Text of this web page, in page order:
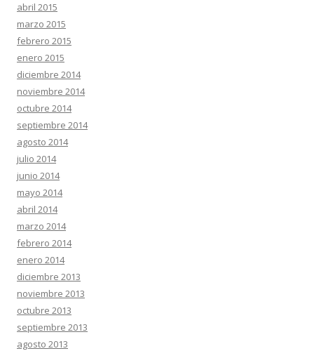
abril 2015
marzo 2015
febrero 2015
enero 2015
diciembre 2014
noviembre 2014
octubre 2014
septiembre 2014
agosto 2014
julio 2014
junio 2014
mayo 2014
abril 2014
marzo 2014
febrero 2014
enero 2014
diciembre 2013
noviembre 2013
octubre 2013
septiembre 2013
agosto 2013